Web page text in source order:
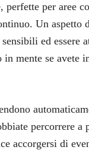
per aree
Un aspetto
ed
mente se
percorrere
accorgersi di